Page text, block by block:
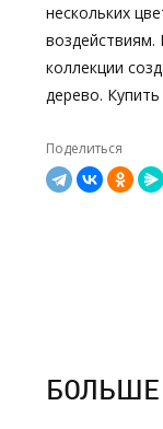
нескольких
воздействиям.
коллекции
дерево.
Поделиться
БОЛЬШЕ